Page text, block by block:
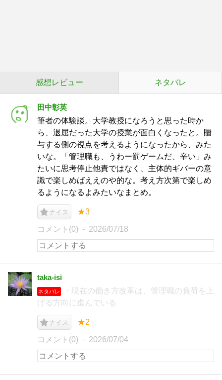
感想レビュー ネタバレ
田中彰英
筆者の体験談。大学教授になろうと思った時か
ら、退屈だった大学の授業が面白くなったと。贈
与する側の視点を考えるようになったから、みた
いな。「管理職も、うわー罰ゲームだ、辛い」み
たいに思考停止他責ではなく、主体的ギバーの意
識で楽しめばええのや的な。考え方次第で楽しめ
るようになるよみたいなまとめ。
ナイス ★3
コメント(0) 2026/07/18
taka-isi
ネタバレ
・現在の働き方改革は、管理職の負荷を上
げる方向に進んでいる
ナイス ★2
コメント(0) 2026/07/04